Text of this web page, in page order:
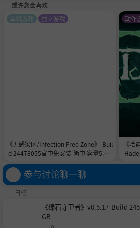
或许您会喜欢
《无感染区/Infection Free Zone》-Buil
d 24478055官中免安装-简中|容量5.8G
B
单机游戏 独立游戏
《哈
动作
参与讨论聊一聊
日榜
《绿石守卫者》v0.5.17-Build
GB